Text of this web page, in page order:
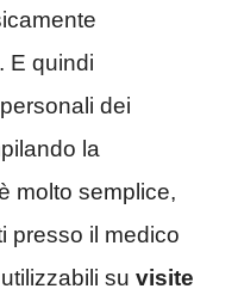
E quindi
dei
la
molto semplice,
presso il medico
su visite